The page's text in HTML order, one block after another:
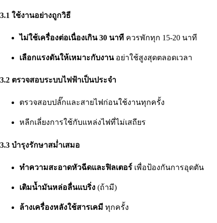
3.1 ใช้งานอย่างถูกวิธี
ไม่ใช้เครื่องต่อเนื่องเกิน 30 นาที ควรพักทุก 15-20 นาที
เลือกแรงดันให้เหมาะกับงานอย่าใช้สูงสุดตลอดเวลา
3.2 ตรวจสอบระบบไฟฟ้าเป็นประจำ
ตรวจสอบปลั๊กและสายไฟก่อนใช้งานทุกครั้ง
หลีกเลี่ยงการใช้กับแหล่งไฟที่ไม่เสถียร
3.3 บำรุงรักษาสม่ำเสมอ
ทำความสะอาดหัวฉีดและฟิลเตอร์ เพื่อป้องกันการอุดตัน
เติมน้ำมันหล่อลื่นแบริ่ง (ถ้ามี)
ล้างเครื่องหลังใช้สารเคมี ทุกครั้ง